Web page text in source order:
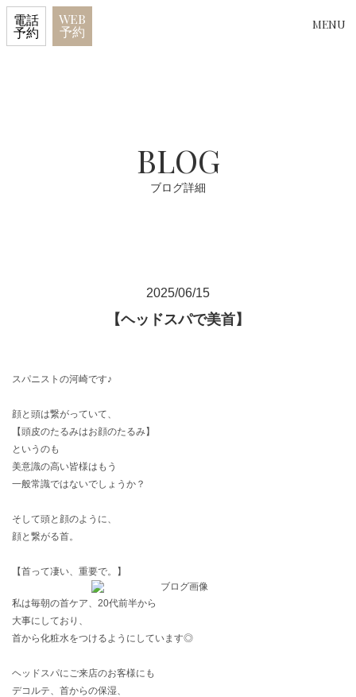
MENU
電話
予約
WEB
予約
BLOG
ブログ詳細
2025/06/15
【ヘッドスパで美首】
スパニストの河崎です♪
顔と頭は繋がっていて、
【頭皮のたるみはお顔のたるみ】
というのも
美意識の高い皆様はもう
一般常識ではないでしょうか？
そして頭と顔のように、
顔と繋がる首。
【首って凄い、重要で。】
私は毎朝の首ケア、20代前半から
大事にしており、
首から化粧水をつけるようにしています◎
ヘッドスパにご来店のお客様にも
デコルテ、首からの保湿、